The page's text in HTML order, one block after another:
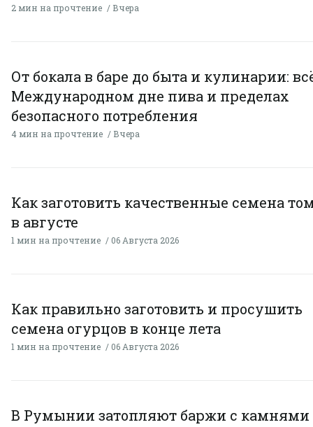
2 мин на прочтение Вчера
От бокала в баре до быта и кулинарии:
Международном дне пива и пределах
безопасного потребления
4 мин на прочтение Вчера
Как заготовить качественные семена
в августе
1 мин на прочтение 06 Августа 2026
Как правильно заготовить и просушить
семена огурцов в конце лета
1 мин на прочтение 06 Августа 2026
В Румынии затопляют баржи с камнями